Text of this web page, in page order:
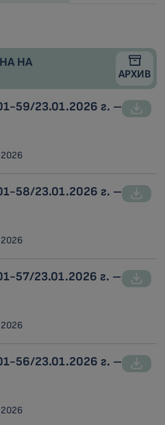
НА
АРХИВ
59/23.01.2026 г. –
58/23.01.2026 г. –
57/23.01.2026 г. –
56/23.01.2026 г. –